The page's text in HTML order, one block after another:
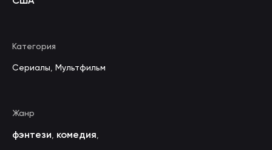
Категория
Сериалы Мультфильм
Жанр
фэнтези комедия